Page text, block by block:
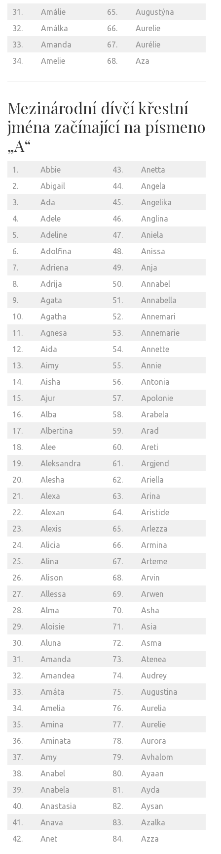
31.
Amálie 65.
Augustýna
32.
Amálka 66.
Aurelie
33.
Amanda 67.
Aurélie
34.
Amelie 68. Aza
Mezinárodní dívčí křestní
jména začínající na písmeno
„A“
1. Abbie 43.
Anetta
2.
Abigail 44.
Angela
3.
Ada 45.
Angelika
4.
Adele 46.
Anglina
5.
Adeline 47.
Aniela
6.
Adolfina 48.
Anissa
7.
Adriena 49.
Anja
8.
Adrija 50.
Annabel
9.
Agata 51.
Annabella
10.
Agatha 52.
Annemari
11.
Agnesa 53.
Annemarie
12.
Aida 54.
Annette
13.
Aimy 55.
Annie
14.
Aisha 56.
Antonia
15.
Ajur 57.
Apolonie
16.
Alba 58.
Arabela
17.
Albertina 59.
Arad
18.
Alee 60.
Areti
19.
Aleksandra 61.
Argjend
20.
Alesha 62.
Ariella
21.
Alexa 63.
Arina
22.
Alexan 64.
Aristide
23.
Alexis 65.
Arlezza
24.
Alicia 66.
Armina
25.
Alina 67.
Arteme
26.
Alison 68.
Arvin
27.
Allessa 69.
Arwen
28.
Alma 70.
Asha
29.
Aloisie 71.
Asia
30.
Aluna 72.
Asma
31.
Amanda 73.
Atenea
32.
Amandea 74.
Audrey
33.
Amáta 75.
Augustina
34.
Amelia 76.
Aurelia
35.
Amina 77.
Aurelie
36.
Aminata 78.
Aurora
37.
Amy 79.
Avhalom
38.
Anabel 80.
Ayaan
39.
Anabela 81.
Ayda
40.
Anastasia 82.
Aysan
41.
Anava 83.
Azalka
42.
Anet 84. Azza